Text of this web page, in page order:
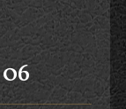
06